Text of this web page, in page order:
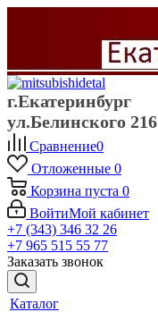
г.Екатеринбург
ул.Белинского 216
Сравнение0
Отложенные 0
Корзина пуста 0
ВойтиМой кабинет
+7 (343) 346 32 26
+7 965 515 55 77
Заказать звонок
Каталог